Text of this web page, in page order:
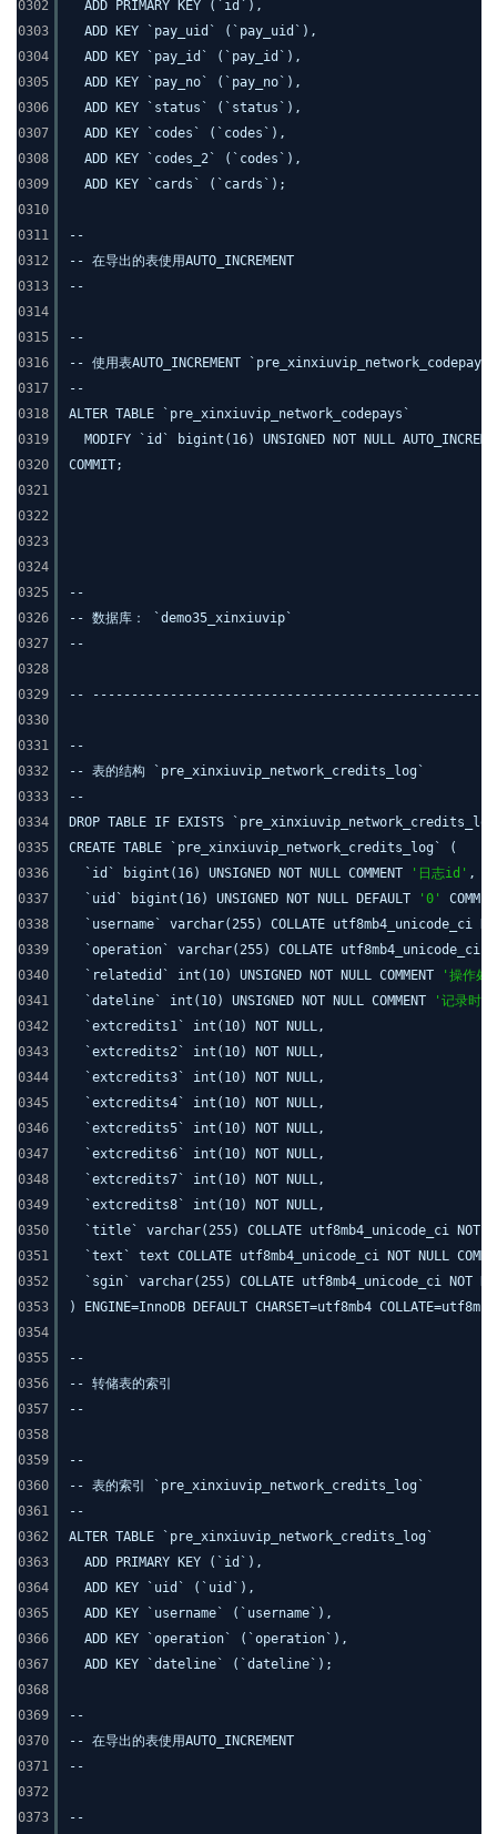
0302
0303
0304
0305
0306
0307
0308
0309
0310
0311
0312
0313
0314
0315
0316
0317
0318
0319
0320
0321
0322
0323
0324
0325
0326
0327
0328
0329
0330
0331
0332
0333
0334
0335
0336
0337
0338
0339
0340
0341
0342
0343
0344
0345
0346
0347
0348
0349
0350
0351
0352
0353
0354
0355
0356
0357
0358
0359
0360
0361
0362
0363
0364
0365
0366
0367
0368
0369
0370
0371
0372
0373
ADD PRIMARY KEY (`id`),
ADD KEY `pay_uid` (`pay_uid`),
ADD KEY `pay_id` (`pay_id`),
ADD KEY `pay_no` (`pay_no`),
ADD KEY `status` (`status`),
ADD KEY `codes` (`codes`),
ADD KEY `codes_2` (`codes`),
ADD KEY `cards` (`cards`);
--
-- 在导出的表使用AUTO_INCREMENT
--
--
-- 使用表AUTO_INCREMENT `pre_xinxiuvip_network_codepays`
--
ALTER TABLE `pre_xinxiuvip_network_codepays`
MODIFY `id` bigint(16) UNSIGNED NOT NULL
COMMIT;
--
-- 数据库： `demo35_xinxiuvip`
--
--
--
-- 表的结构 `pre_xinxiuvip_network_credits_log`
--
DROP TABLE IF EXISTS
CREATE TABLE `pre_xinxiuvip_network_credits_log` (
`id` bigint(16) UNSIGNED NOT NULL COMMENT
'日志id' ,
`uid` bigint(16) UNSIGNED NOT NULL DEFAULT
'0'
`username` varchar(255) COLLATE utf8mb4_unicode_ci
`operation` varchar(255) COLLATE utf8mb4_unicode_ci
`relatedid` int(10) UNSIGNED NOT NULL COMMENT
'操作处
`dateline` int(10) UNSIGNED NOT NULL COMMENT
'记录时
`extcredits1` int(10) NOT NULL,
`extcredits2` int(10) NOT NULL,
`extcredits3` int(10) NOT NULL,
`extcredits4` int(10) NOT NULL,
`extcredits5` int(10) NOT NULL,
`extcredits6` int(10) NOT NULL,
`extcredits7` int(10) NOT NULL,
`extcredits8` int(10) NOT NULL,
`title` varchar(255) COLLATE utf8mb4_unicode_ci NOT
`text` text COLLATE utf8mb4_unicode_ci NOT NULL
`sgin` varchar(255) COLLATE utf8mb4_unicode_ci NOT
) ENGINE=InnoDB DEFAULT CHARSET=utf8mb4
--
-- 转储表的索引
--
--
-- 表的索引 `pre_xinxiuvip_network_credits_log`
--
ALTER TABLE `pre_xinxiuvip_network_credits_log`
ADD PRIMARY KEY (`id`),
ADD KEY `uid` (`uid`),
ADD KEY `username` (`username`),
ADD KEY `operation` (`operation`),
ADD KEY `dateline` (`dateline`);
--
-- 在导出的表使用AUTO_INCREMENT
--
--